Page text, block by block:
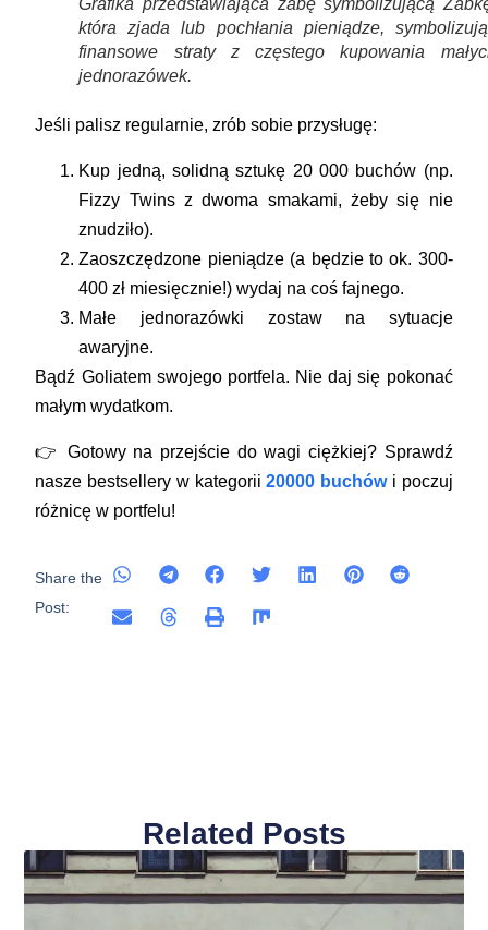
Grafika przedstawiająca żabę symbolizującą
która zjada lub pochłania pieniądze,
finansowe straty z częstego kupowania
jednorazówek.
Jeśli palisz regularnie, zrób sobie przysługę:
Kup jedną, solidną sztukę 20 000 buchów (np.
Fizzy Twins z dwoma smakami, żeby się nie
znudziło).
Zaoszczędzone pieniądze (a będzie to ok. 300-
400 zł miesięcznie!) wydaj na coś fajnego.
Małe jednorazówki zostaw na sytuacje
awaryjne.
Bądź Goliatem swojego portfela. Nie daj się pokonać
małym wydatkom.
👉 Gotowy na przejście do wagi ciężkiej? Sprawdź
nasze bestsellery w kategorii20000 buchówi poczuj
różnicę w portfelu!
Share the
Post:
Related Posts